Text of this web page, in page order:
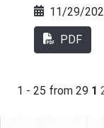
tizimining
oshirilishi
11/29/
PDF
1 - 25 from 29 1